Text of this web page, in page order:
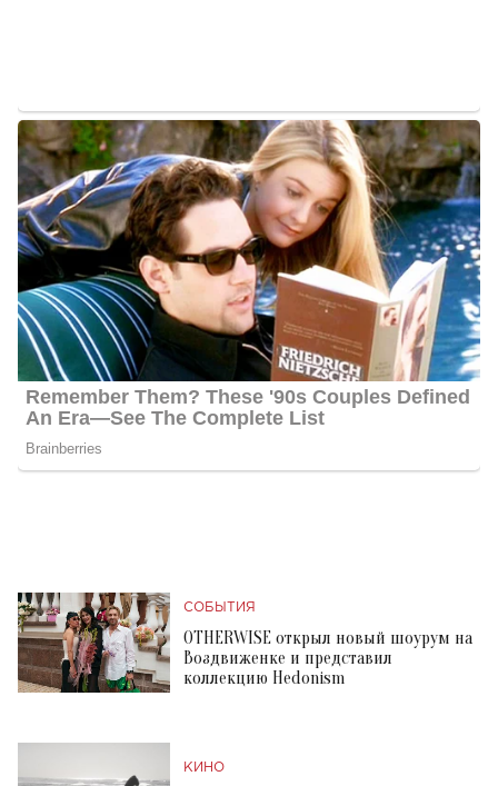
СОБЫТИЯ
OTHERWISE открыл новый шоурум на
Воздвиженке и представил
коллекцию Hedonism
КИНО